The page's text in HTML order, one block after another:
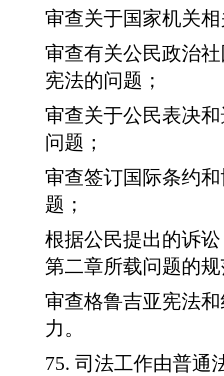
审查关于国家机关
审查有关公民政治
宪法的问题；
审查关于公民表决
问题；
审查签订国际条约
题；
根据公民提出的诉
第二章所载问题的
审查格鲁吉亚宪法
力。
75. 司法工作由普通